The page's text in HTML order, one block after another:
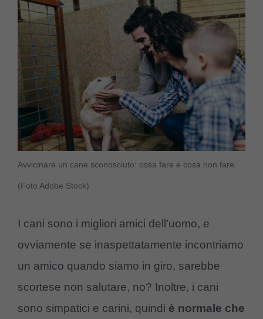
Avvicinare un cane sconosciuto: cosa fare e cosa non fare.
(Foto Adobe Stock)
I cani sono i migliori amici dell’uomo, e
ovviamente se inaspettatamente incontriamo
un amico quando siamo in giro, sarebbe
scortese non salutare, no? Inoltre, i cani
sono simpatici e carini, quindi è normale che